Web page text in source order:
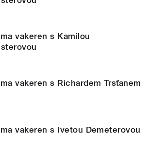
vakeren s Kamilou
vakeren s Richardem Trsťanem
vakeren s Ivetou Demeterovou